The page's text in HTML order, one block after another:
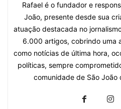
Rafael é o fundador e
João, presente desde sua
atuação destacada no
6.000 artigos, cobrindo uma
como notícias de última hora,
políticas, sempre
comunidade de São João